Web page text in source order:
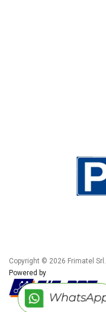
Copyright © 2026 Frimatel
Powered by